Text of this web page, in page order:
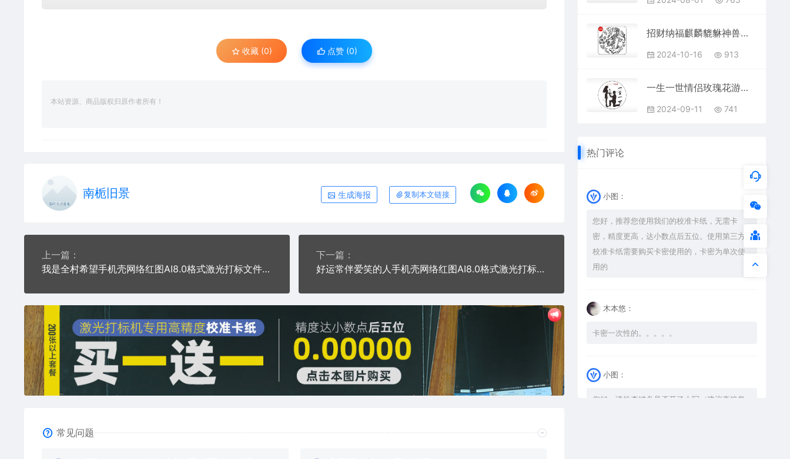
收藏 (0) 点赞 (0)
本站资源、商品版权归原作者所有！
南栀旧景 生成海报 复制本文链接
上一篇：
我是全村希望手机壳网络红图AI8.0格式激光打标文件通用矢量图
下一篇：
好运常伴爱笑的人手机壳网络红图AI8.0格式激光打标文件通用矢量图
常见问题
招财纳福麒麟貔貅神兽图腾AI8.0格式激光打标文件通用矢量图
2024-10-16 913
一生一世情侣玫瑰花游戏硬币AI8.0格式激光打标文件通用矢量图
2024-09-11 741
热门评论
小图：
您好，推荐您使用我们的校准卡纸，无需卡
密，精度更高，达小数点后五位。使用第三方
校准卡纸需要购买卡密使用的，卡密为单次使
用的
木本悠：
卡密一次性的。。。。。
小图：
您好，请检查键盘是否开了大写（建议直接复